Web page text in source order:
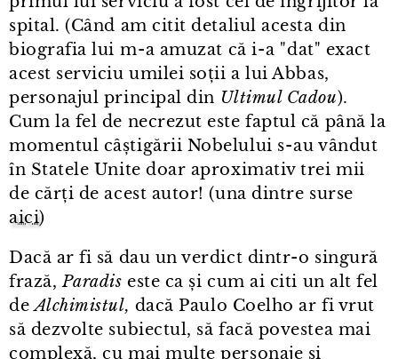
spital. (Când am citit detaliul acesta din
biografia lui m⁠-⁠a amuzat că i⁠-⁠a "dat" exact
acest serviciu umilei soții a lui Abbas,
personajul principal din Ultimul Cadou).
Cum la fel de necrezut este faptul că până la
momentul câștigării Nobelului s⁠-⁠au vândut
în Statele Unite doar aproximativ trei mii
de cărți de acest autor! (una dintre surse
aici)
Dacă ar fi să dau un verdict dintr⁠-⁠o singură
frază,Paradis este ca și cum ai citi un alt fel
deAlchimistul, dacă Paulo Coelho ar fi vrut
să dezvolte subiectul, să facă povestea mai
complexă, cu mai multe personaje și